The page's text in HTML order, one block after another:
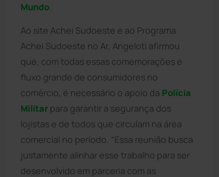
Mundo
Ao site Achei Sudoeste e ao Programa
Achei Sudoeste no Ar, Angeloti afirmou
que, com todas essas comemorações e
fluxo grande de consumidores no
comércio, é necessário o apoio da Polícia
Militar para garantir a segurança dos
lojistas e de todos que circulam na área
comercial no período. “Essa reunião busca
justamente alinhar esse trabalho para ser
desenvolvido em parceria com as